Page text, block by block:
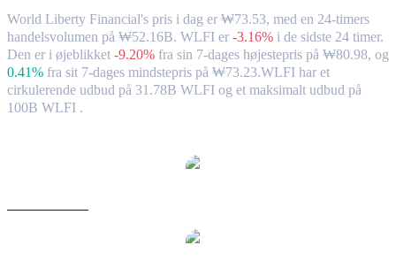
World Liberty Financial's pris i dag er ₩73.53, med en 24-timers
handelsvolumen på ₩52.16B. WLFI er -3.16% i de sidste 24 timer.
Den er i øjeblikket -9.20% fra sin 7-dages højestepris på ₩80.98, og
0.41% fra sit 7-dages mindstepris på ₩73.23.WLFI har et
cirkulerende udbud på 31.78B WLFI og et maksimalt udbud på
100B WLFI .